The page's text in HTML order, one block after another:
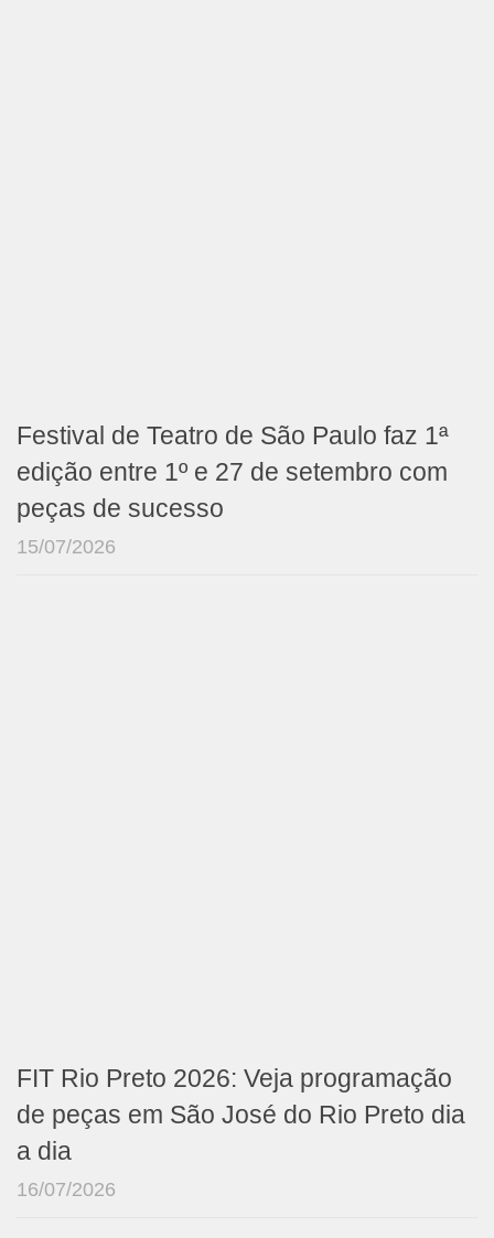
Festival de Teatro de São Paulo faz 1ª
edição entre 1º e 27 de setembro com
peças de sucesso
15/07/2026
FIT Rio Preto 2026: Veja programação
de peças em São José do Rio Preto dia
a dia
16/07/2026